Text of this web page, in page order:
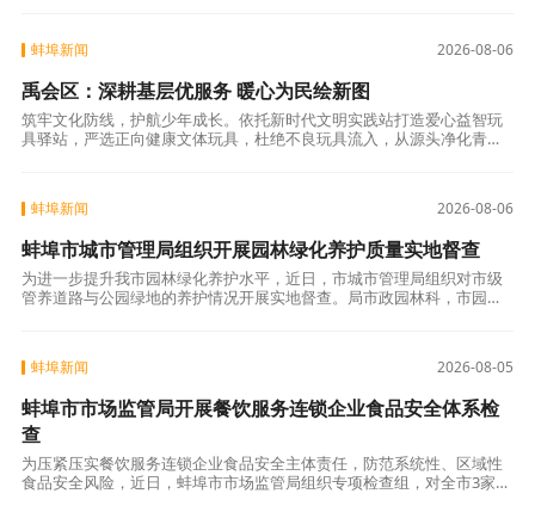
2026-08-06
蚌埠新闻
禹会区：深耕基层优服务 暖心为民绘新图
筑牢文化防线，护航少年成长。依托新时代文明实践站打造爱心益智玩
具驿站，严选正向健康文体玩具，杜绝不良玩具流入，从源头净化青少
2026-08-06
蚌埠新闻
蚌埠市城市管理局组织开展园林绿化养护质量实地督查
为进一步提升我市园林绿化养护水平，近日，市城市管理局组织对市级
管养道路与公园绿地的养护情况开展实地督查。局市政园林科，市园林
2026-08-05
蚌埠新闻
蚌埠市市场监管局开展餐饮服务连锁企业食品安全体系检
查
为压紧压实餐饮服务连锁企业食品安全主体责任，防范系统性、区域性
食品安全风险，近日，蚌埠市市场监管局组织专项检查组，对全市3家餐